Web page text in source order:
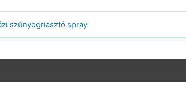
szúnyogriasztó spray